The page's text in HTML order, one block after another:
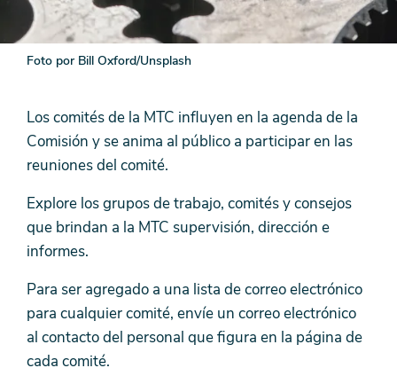
Foto por Bill Oxford/Unsplash
Los comités de la MTC influyen en la agenda de la
Comisión y se anima al público a participar en las
reuniones del comité.
Explore los grupos de trabajo, comités y consejos
que brindan a la MTC supervisión, dirección e
informes.
Para ser agregado a una lista de correo electrónico
para cualquier comité, envíe un correo electrónico
al contacto del personal que figura en la página de
cada comité.